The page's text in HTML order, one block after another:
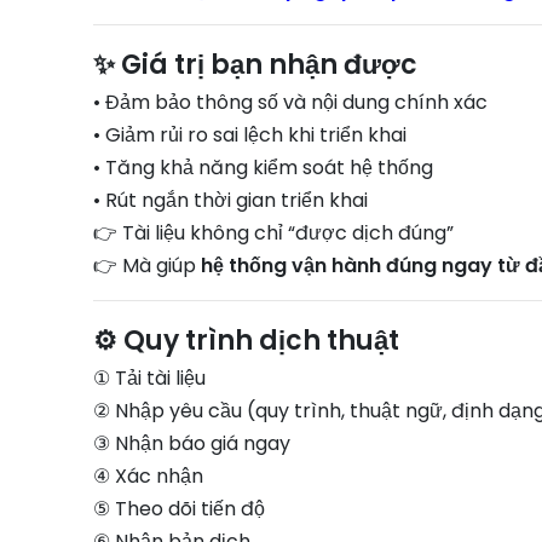
✨ Giá trị bạn nhận được
• Đảm bảo thông số và nội dung chính xác
• Giảm rủi ro sai lệch khi triển khai
• Tăng khả năng kiểm soát hệ thống
• Rút ngắn thời gian triển khai
👉 Tài liệu không chỉ “được dịch đúng”
👉 Mà giúp hệ thống vận hành đúng ngay từ
⚙️ Quy trình dịch thuật
① Tải tài liệu
② Nhập yêu cầu (quy trình, thuật ngữ, định
③ Nhận báo giá ngay
④ Xác nhận
⑤ Theo dõi tiến độ